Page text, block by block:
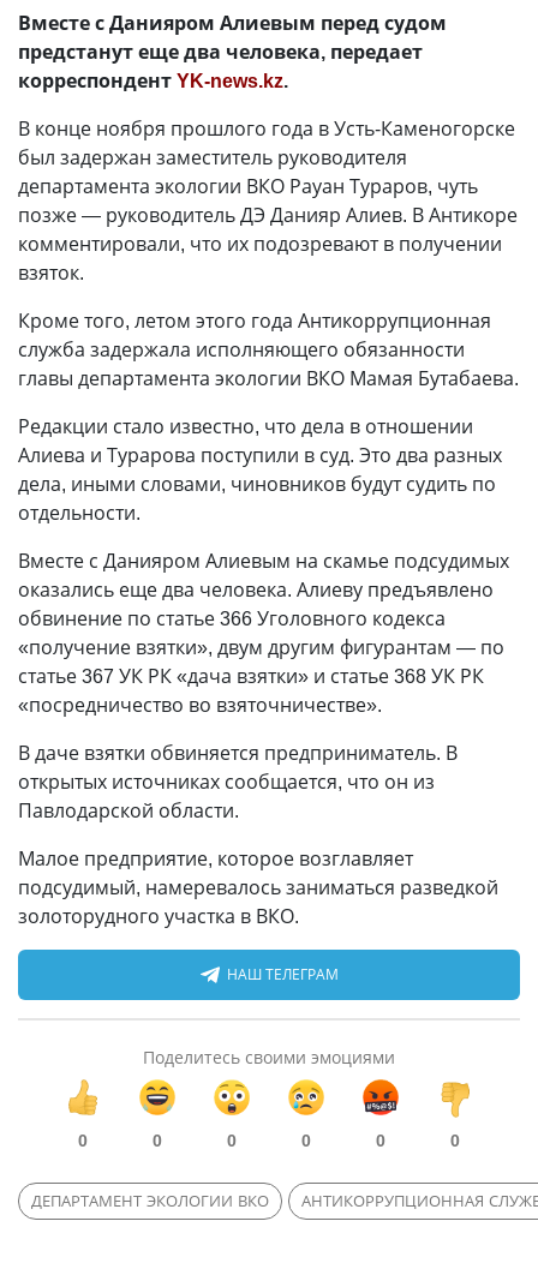
Вместе с Данияром Алиевым перед судом
предстанут еще два человека, передает
корреспондентYK-news.kz.
В конце ноября прошлого года в Усть-Каменогорске
был задержан заместитель руководителя
департамента экологии ВКО Рауан Тураров, чуть
позже — руководитель ДЭ Данияр Алиев. В Антикоре
комментировали, что их подозревают в получении
взяток.
Кроме того, летом этого года Антикоррупционная
служба задержала исполняющего обязанности
главы департамента экологии ВКО Мамая Бутабаева.
Редакции стало известно, что дела в отношении
Алиева и Турарова поступили в суд. Это два разных
дела, иными словами, чиновников будут судить по
отдельности.
Вместе с Данияром Алиевым на скамье подсудимых
оказались еще два человека. Алиеву предъявлено
обвинение по статье 366 Уголовного кодекса
«получение взятки», двум другим фигурантам — по
статье 367 УК РК «дача взятки» и статье 368 УК РК
«посредничество во взяточничестве».
В даче взятки обвиняется предприниматель. В
открытых источниках сообщается, что он из
Павлодарской области.
Малое предприятие, которое возглавляет
подсудимый, намеревалось заниматься разведкой
золоторудного участка в ВКО.
НАШ ТЕЛЕГРАМ
Поделитесь своими эмоциями
0 0 0 0 0 0
ДЕПАРТАМЕНТ ЭКОЛОГИИ ВКО АНТИКОРРУПЦИОННАЯ